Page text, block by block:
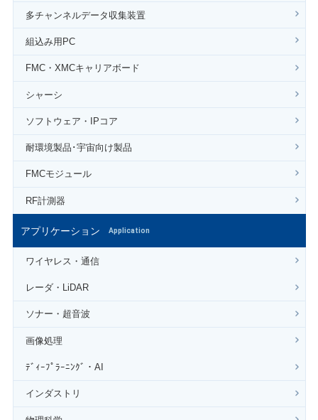
多チャンネルデータ収集装置
組込み用PC
FMC・XMCキャリアボード
シャーシ
ソフトウェア・IPコア
耐環境製品･宇宙向け製品
FMCモジュール
RF計測器
アプリケーション Application
ワイヤレス・通信
レーダ・LiDAR
ソナー・超音波
画像処理
ﾃﾞｨｰﾌﾟﾗｰﾆﾝｸﾞ・AI
インダストリ